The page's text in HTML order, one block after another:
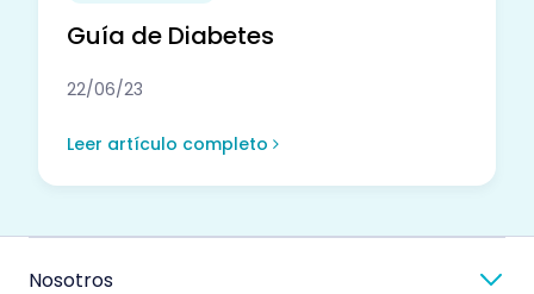
Guía de Diabetes
22/06/23
Leer artículo completo
Nosotros